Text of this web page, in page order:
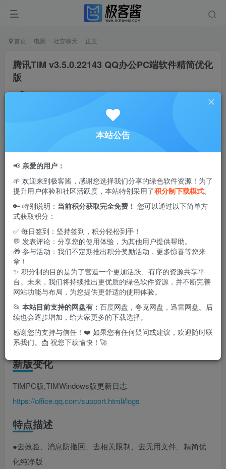
首页 电脑 社交聊天 正文
腾讯TIM v3.5.0.22143 QQ办公PC端软件精简优化
版
私信
简洁版)是一款专注于团队办公协作的跨平
台沟通工具.登录后,你的QQ好友都在,TIM电脑版办公社交软
件提供云文件,在线文档,邮件,日程,收藏等好用的办公功能,界
面简洁清晰,QQ好友和消息无缝同步.
新版变化
TIMPC版,TIMWindows版更新日志
https://office.qq.com/support.html#logs
特点描述
●去效验、消息防撤回、去相关限制、去无用文件、精简优
化纯净版
本站公告
📢 亲爱的用户：
🌱 欢迎来到极客酱，感谢您选择我们分享的绿色软件资源！为了
提升用户体验和社区活跃度，本站特别采用了积分制下载模式。
🔑 特别说明： 当前积分获取完全免费！ 您可以通过以下简单方
式获取积分：
✅ 每日签到：坚持签到，积分轻松到手！
💬 发表评论：分享您的使用体验，为其他用户提供帮助。
🎁 参与活动：我们不定期推出积分奖励活动，更多惊喜等您来
拿！
✨ 积分制的目的是为了营造一个更加活跃、有序的资源共享平
台。未来，我们将持续推出更优质的绿色软件资源，并不断完善
网站功能与布局，为您提供更舒适的使用体验。
📂 本站目前支持的网盘有： 百度网盘，夸克网盘，迅雷网盘。后
续也会逐步增加，给大家更多的下载选择。
感谢您的支持与信任！❤️ 如果您有任何疑问或建议，欢迎随时联
系我们。📩 祝您下载愉快！🚀